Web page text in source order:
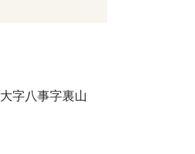
字八事字裏山